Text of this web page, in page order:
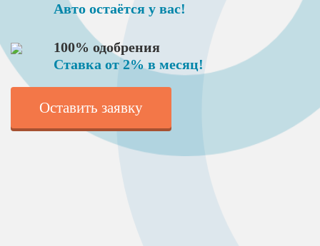
Авто остаётся у вас!
100% одобрения
Ставка от 2% в месяц!
Оставить заявку